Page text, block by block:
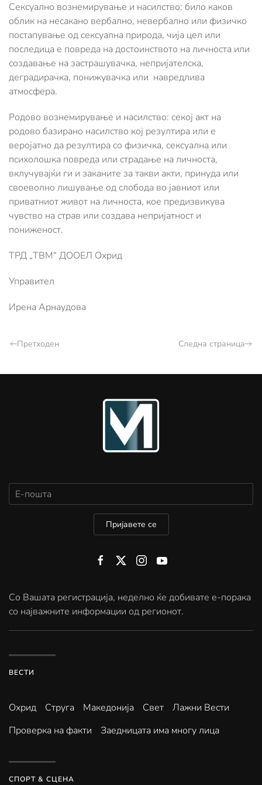
Сексуално вознемирување и насилство: било каков
облик на несакано вербално, невербално или физичко
постапување од сексуална природа, чија цел или
последица е повреда на достоинството на личноста или
создавање на застрашувачка, непријателска,
деградирачка, понижувачка или навредлива
атмосфера.
Родово вознемирување и насилство: секој акт на
родово базирано насилство кој резултира или е
веројатно да резултира со физичка, сексуална или
психолошка повреда или страдање на личноста,
вклучувајќи ги и заканите за такви акти, принуда или
своеволно лишување од слобода во јавниот или
приватниот живот на личноста, кое предизвикува
чувство на страв или создава непријатност и
пониженост.
ТРД „ТВМ“ ДООЕЛ Охрид
Управител
Ирена Арнаудова
Претходен Следна страница
Пријавете се
Со Вашата регистрација, неделно ќе добивате е-порака
со најважните информации од регионот.
ВЕСТИ
Охрид Струга Македонија Свет
Лажни Вести
Проверка на факти
Заедницата има многу лица
СПОРТ & СЦЕНА